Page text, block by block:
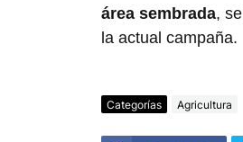
área sembrada, se
la actual campaña.
Categorías Agricultura